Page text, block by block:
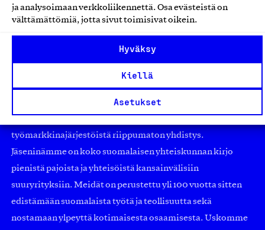
ja analysoimaan verkkoliikennettä. Osa evästeistä on
välttämättömiä, jotta sivut toimisivat oikein.
Hyväksy
Kiellä
Asetukset
työmarkkinajärjestöistä riippumaton yhdistys.
Jäseninämme on koko suomalaisen yhteiskunnan kirjo
pienistä pajoista ja yhteisöistä kansainvälisiin
suuryrityksiin. Meidät on perustettu yli 100 vuotta sitten
edistämään suomalaista työtä ja teollisuutta sekä
nostamaan ylpeyttä kotimaisesta osaamisesta. Uskomme